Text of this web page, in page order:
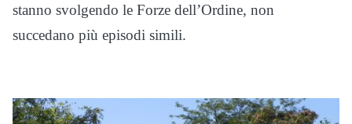
stanno svolgendo le Forze dell’Ordine, non
succedano più episodi simili.